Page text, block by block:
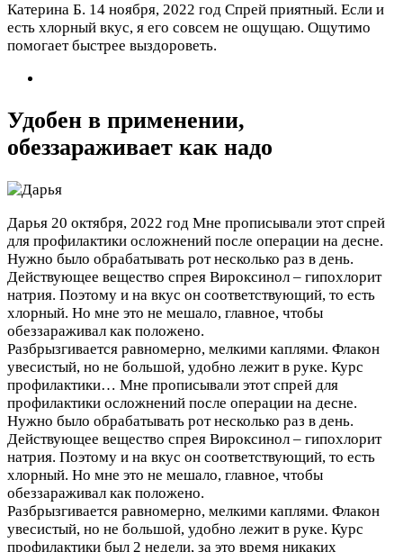
Катерина Б. 14 ноября, 2022 год Спрей приятный. Если и
есть хлорный вкус, я его совсем не ощущаю. Ощутимо
помогает быстрее выздороветь.
Удобен в применении,
обеззараживает как надо
Дарья 20 октября, 2022 год Мне прописывали этот спрей
для профилактики осложнений после операции на десне.
Нужно было обрабатывать рот несколько раз в день.
Действующее вещество спрея Вироксинол – гипохлорит
натрия. Поэтому и на вкус он соответствующий, то есть
хлорный. Но мне это не мешало, главное, чтобы
обеззараживал как положено.
Разбрызгивается равномерно, мелкими каплями. Флакон
увесистый, но не большой, удобно лежит в руке. Курс
профилактики… Мне прописывали этот спрей для
профилактики осложнений после операции на десне.
Нужно было обрабатывать рот несколько раз в день.
Действующее вещество спрея Вироксинол – гипохлорит
натрия. Поэтому и на вкус он соответствующий, то есть
хлорный. Но мне это не мешало, главное, чтобы
обеззараживал как положено.
Разбрызгивается равномерно, мелкими каплями. Флакон
увесистый, но не большой, удобно лежит в руке. Курс
профилактики был 2 недели, за это время никаких